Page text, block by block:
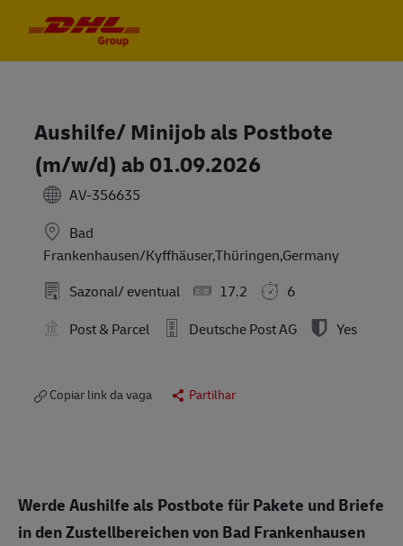
Aushilfe/ Minijob als Postbote
(m/w/d) ab 01.09.2026
AV-356635
Bad
Frankenhausen/Kyffhäuser,Thüringen,Germany
Sazonal/ eventual
17.2
6
Post & Parcel
Deutsche Post AG Yes
Copiar link da vaga Partilhar
Werde Aushilfe als Postbote für Pakete und Briefe
in den Zustellbereichen von Bad Frankenhausen